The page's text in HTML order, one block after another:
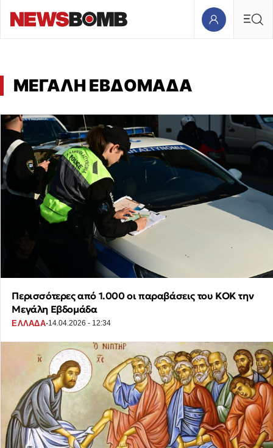
ΜΕΓΑΛΗ ΕΒΔΟΜΑΔΑ
Περισσότερες από 1.000 οι παραβάσεις του ΚΟΚ την
Μεγάλη Εβδομάδα
ΕΛΛΑΔΑ·14.04.2026 - 12:34